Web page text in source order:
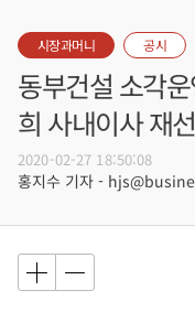
시장과머니 공시
동부건설 소각
희 사내이사 재
2020-02-27 18:50:08
홍지수 기자 -